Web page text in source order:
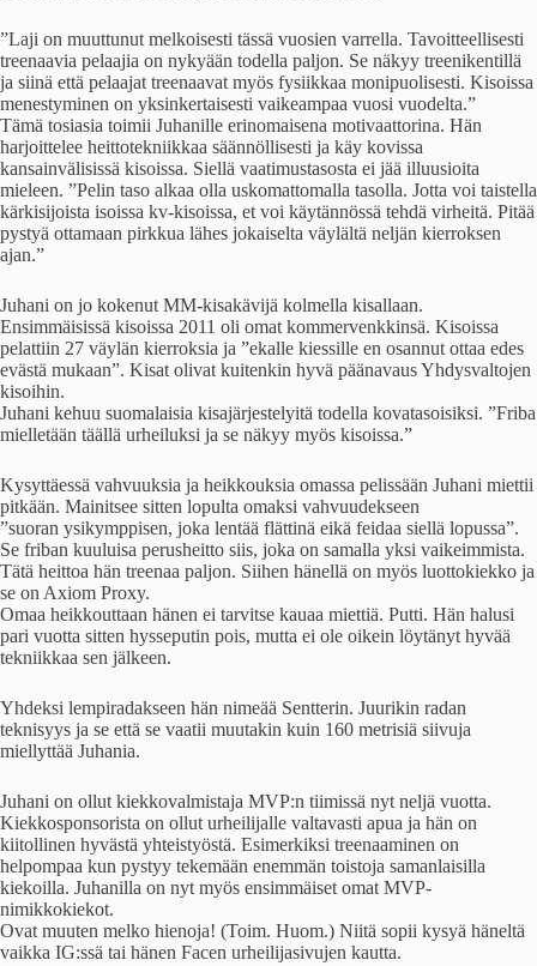
”Laji on muuttunut melkoisesti tässä vuosien varrella. Tavoitteellisesti
treenaavia pelaajia on nykyään todella paljon. Se näkyy treenikentillä
ja siinä että pelaajat treenaavat myös fysiikkaa monipuolisesti. Kisoissa
menestyminen on yksinkertaisesti vaikeampaa vuosi vuodelta.”
Tämä tosiasia toimii Juhanille erinomaisena motivaattorina. Hän
harjoittelee heittotekniikkaa säännöllisesti ja käy kovissa
kansainvälisissä kisoissa. Siellä vaatimustasosta ei jää illuusioita
mieleen. ”Pelin taso alkaa olla uskomattomalla tasolla. Jotta voi taistella
kärkisijoista isoissa kv-kisoissa, et voi käytännössä tehdä virheitä. Pitää
pystyä ottamaan pirkkua lähes jokaiselta väylältä neljän kierroksen
ajan.”
Juhani on jo kokenut MM-kisakävijä kolmella kisallaan.
Ensimmäisissä kisoissa 2011 oli omat kommervenkkinsä. Kisoissa
pelattiin 27 väylän kierroksia ja ”ekalle kiessille en osannut ottaa edes
evästä mukaan”. Kisat olivat kuitenkin hyvä päänavaus Yhdysvaltojen
kisoihin.
Juhani kehuu suomalaisia kisajärjestelyitä todella kovatasoisiksi. ”Friba
mielletään täällä urheiluksi ja se näkyy myös kisoissa.”
Kysyttäessä vahvuuksia ja heikkouksia omassa pelissään Juhani miettii
pitkään. Mainitsee sitten lopulta omaksi vahvuudekseen
”suoran ysikymppisen, joka lentää flättinä eikä feidaa siellä lopussa”.
Se friban kuuluisa perusheitto siis, joka on samalla yksi vaikeimmista.
Tätä heittoa hän treenaa paljon. Siihen hänellä on myös luottokiekko ja
se on Axiom Proxy.
Omaa heikkouttaan hänen ei tarvitse kauaa miettiä. Putti. Hän halusi
pari vuotta sitten hysseputin pois, mutta ei ole oikein löytänyt hyvää
tekniikkaa sen jälkeen.
Yhdeksi lempiradakseen hän nimeää Sentterin. Juurikin radan
teknisyys ja se että se vaatii muutakin kuin 160 metrisiä siivuja
miellyttää Juhania.
Juhani on ollut kiekkovalmistaja MVP:n tiimissä nyt neljä vuotta.
Kiekkosponsorista on ollut urheilijalle valtavasti apua ja hän on
kiitollinen hyvästä yhteistyöstä. Esimerkiksi treenaaminen on
helpompaa kun pystyy tekemään enemmän toistoja samanlaisilla
kiekoilla. Juhanilla on nyt myös ensimmäiset omat MVP-
nimikkokiekot.
Ovat muuten melko hienoja! (Toim. Huom.) Niitä sopii kysyä häneltä
vaikka IG:ssä tai hänen Facen urheilijasivujen kautta.